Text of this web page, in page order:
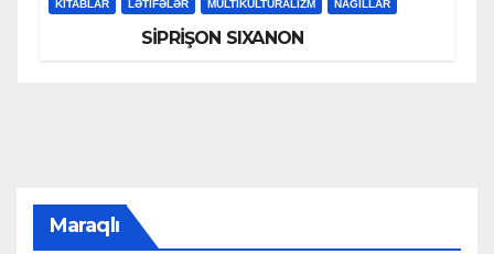
KİTABLAR LƏTIFƏLƏR MULTIKULTURALIZM NAĞILLAR
SİPRİŞON SIXANON
Maraqlı